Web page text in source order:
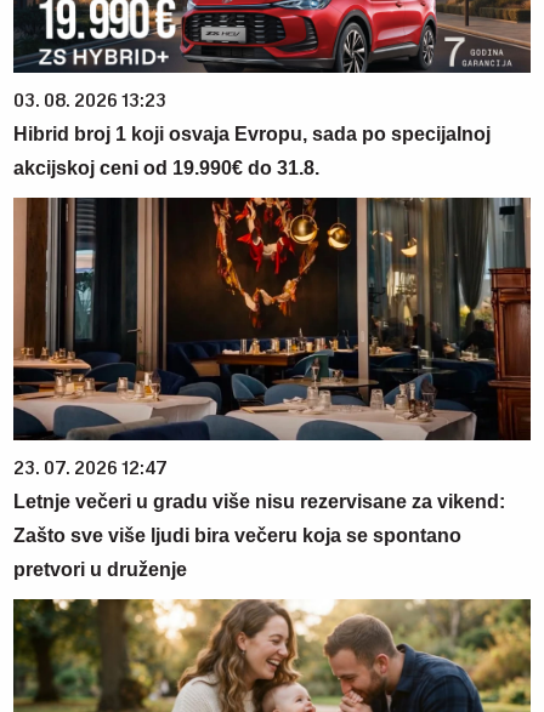
03. 08. 2026 13:23
Hibrid broj 1 koji osvaja Evropu, sada po specijalnoj
akcijskoj ceni od 19.990€ do 31.8.
23. 07. 2026 12:47
Letnje večeri u gradu više nisu rezervisane za vikend:
Zašto sve više ljudi bira večeru koja se spontano
pretvori u druženje